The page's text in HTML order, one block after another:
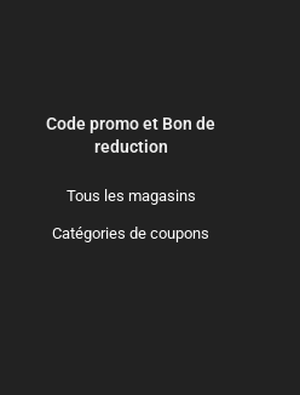
Code promo et Bon de
reduction
Tous les magasins
Catégories de coupons